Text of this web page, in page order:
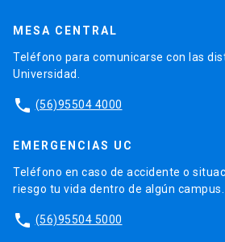
MESA CENTRAL
Teléfono para comunicarse con las
Universidad.
phone (56)95504 4000
EMERGENCIAS UC
Teléfono en caso de accidente o
riesgo tu vida dentro de algún campus.
phone (56)95504 5000